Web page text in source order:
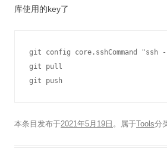
库使用的key了
git config core.sshCommand
git pull
git push
本条目发布于2021年5月19日 。属于Tools分